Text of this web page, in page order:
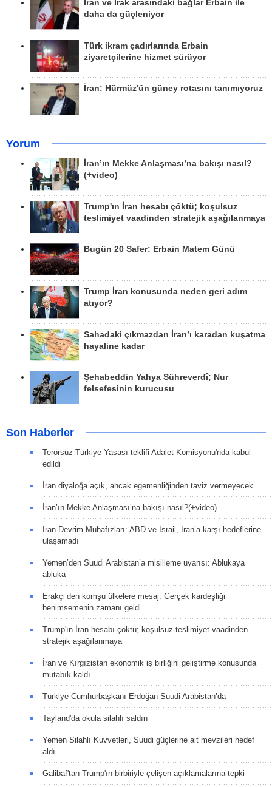
İran ve Irak arasındaki bağlar Erbain ile
daha da güçleniyor
Türk ikram çadırlarında Erbain
ziyaretçilerine hizmet sürüyor
İran: Hürmüz'ün güney rotasını tanımıyoruz
Yorum
İran’ın Mekke Anlaşması’na bakışı nasıl?
(+video)
Trump'ın İran hesabı çöktü; koşulsuz
teslimiyet vaadinden stratejik aşağılanmaya
Bugün 20 Safer: Erbain Matem Günü
Trump İran konusunda neden geri adım
atıyor?
Sahadaki çıkmazdan İran’ı karadan kuşatma
hayaline kadar
Şehabeddin Yahya Sühreverdî; Nur
felsefesinin kurucusu
Son Haberler
Terörsüz Türkiye Yasası teklifi Adalet Komisyonu'nda kabul
edildi
İran diyaloğa açık, ancak egemenliğinden taviz vermeyecek
İran’ın Mekke Anlaşması’na bakışı nasıl?(+video)
İran Devrim Muhafızları: ABD ve İsrail, İran’a karşı hedeflerine
ulaşamadı
Yemen’den Suudi Arabistan’a misilleme uyarısı: Ablukaya
abluka
Erakçi’den komşu ülkelere mesaj: Gerçek kardeşliği
benimsemenin zamanı geldi
Trump'ın İran hesabı çöktü; koşulsuz teslimiyet vaadinden
stratejik aşağılanmaya
İran ve Kırgızistan ekonomik iş birliğini geliştirme konusunda
mutabık kaldı
Türkiye Cumhurbaşkanı Erdoğan Suudi Arabistan’da
Tayland'da okula silahlı saldırı
Yemen Silahlı Kuvvetleri, Suudi güçlerine ait mevzileri hedef
aldı
Galibaf'tan Trump'ın birbiriyle çelişen açıklamalarına tepki